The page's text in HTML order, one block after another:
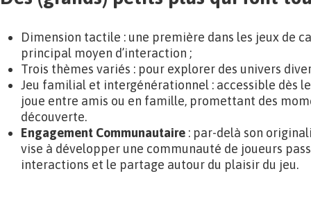
Dimension tactile : une première dans les jeux de
principal moyen d’interaction ;
Trois thèmes variés : pour explorer des univers
Jeu familial et intergénérationnel : accessible dès le
joue entre amis ou en famille, promettant des
découverte.
Engagement Communautaire : par-delà son
vise à développer une communauté de joueurs
interactions et le partage autour du plaisir du jeu.